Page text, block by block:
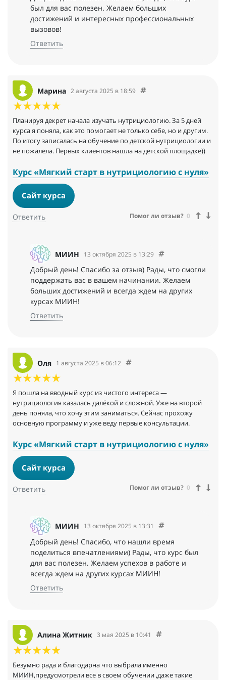
⁃ Особенный восторг - Центр карьеры, где параллельно
проходят лекции, касаемые профессионального развития.
Даются еженедельные челленджи, которые мотивируют уже в
зарабатывать.
делиться полезной информацией: рецептики, подборки
продуктов, БАДов. А также куратор проводит викторины по
информации прошедших уроков.
⁃ По окончанию обучения выдается диплом о высшем
образовании.
Я ощущаю тепло и поддержку на протяжении всего процесса
И за время обучения набирается рабочий материал, готовые
шаблоны рекомендаций, которые можно в дальнейшем
использовать при работе с клиентами.
Еще имеются офлайн встречи. Я пока еще не бывала, но хочу
очень! Возможность побыть в кругу единомышленников,
Я буду Рада ответить на любые вопросы, если вдруг тут есть
желающие тоже получить образование по нутрициологии.
И кстати, есть еще и другие курсы! Например:
⁃ Детский нутрициолог
⁃ Бьют нутрициолог
⁃ Пренатальный нутрициолог
⁃ Курс по специям
⁃ ИИ в работе нутрициолога
⁃ И другие…
был для вас полезен. Желаем больших
достижений и интересных профессиональных
вызовов!
Ответить
Марина 2 августа 2025 в 18:59
Планируя декрет начала изучать нутрициологию. За 5 дней
курса я поняла, как это помогает не только себе, но и другим.
По итогу записалась на обучение по детской нутрициологии и
не пожалела. Первых клиентов нашла на детской площадке))
Курс «Мягкий старт в нутрициологию с нуля»
Сайт курса
Ответить Помог ли отзыв? 0
МИИН 13 октября 2025 в 13:29
Добрый день! Спасибо за отзыв) Рады, что смогли
поддержать вас в вашем начинании. Желаем
больших достижений и всегда ждем на других
курсах МИИН!
Ответить
Оля 1 августа 2025 в 06:12
Я пошла на вводный курс из чистого интереса —
нутрициология казалась далёкой и сложной. Уже на второй
день поняла, что хочу этим заниматься. Сейчас прохожу
основную программу и уже веду первые консультации.
Курс «Мягкий старт в нутрициологию с нуля»
Сайт курса
Ответить Помог ли отзыв? 0
МИИН 13 октября 2025 в 13:31
Добрый день! Спасибо, что нашли время
поделиться впечатлениями) Рады, что курс был
для вас полезен. Желаем успехов в работе и
всегда ждем на других курсах МИИН!
Ответить
Алина Житник 3 мая 2025 в 10:41
Безумно рада и благодарна что выбрала именно
МИИН,предусмотрели все в своем обучении ,даже такие